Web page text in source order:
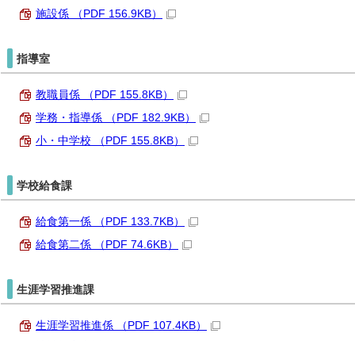
施設係 （PDF 156.9KB）
指導室
教職員係 （PDF 155.8KB）
学務・指導係 （PDF 182.9KB）
小・中学校 （PDF 155.8KB）
学校給食課
給食第一係 （PDF 133.7KB）
給食第二係 （PDF 74.6KB）
生涯学習推進課
生涯学習推進係 （PDF 107.4KB）